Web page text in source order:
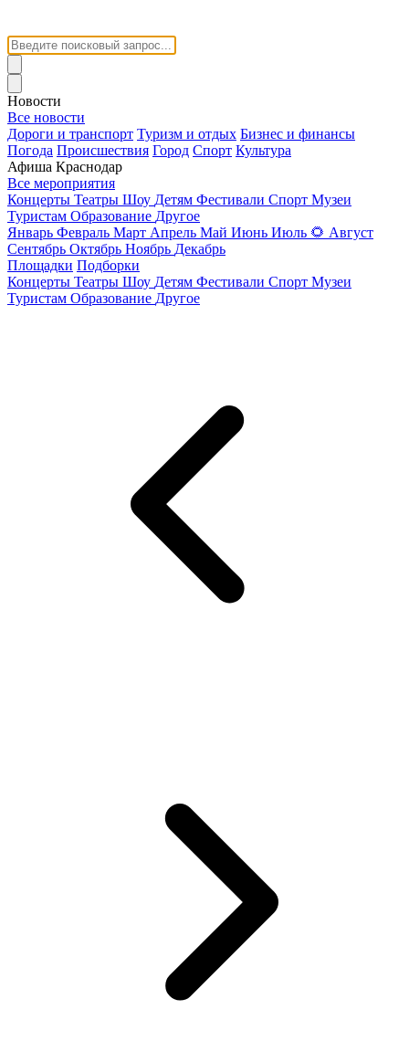
Новости
Все новости
Дороги и транспорт Туризм и отдых Бизнес и финансы
Погода Происшествия Город Спорт Культура
Афиша Краснодар
Все мероприятия
Концерты Театры Шоу Детям Фестивали Спорт Музеи
Туристам Образование Другое
Январь Февраль Март Апрель Май Июнь Июль 🌻 Август
Сентябрь Октябрь Ноябрь Декабрь
Площадки Подборки
Концерты Театры Шоу Детям Фестивали Спорт Музеи
Туристам Образование Другое